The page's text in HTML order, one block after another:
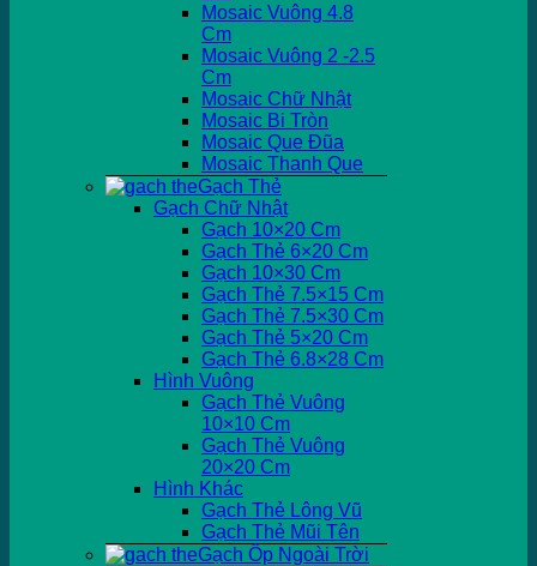
Mosaic Vuông 4.8
Cm
Mosaic Vuông 2 -2.5
Cm
Mosaic Chữ Nhật
Mosaic Bi Tròn
Mosaic Que Đũa
Mosaic Thanh Que
Gạch Thẻ
Gạch Chữ Nhật
Gạch 10×20 Cm
Gạch Thẻ 6×20 Cm
Gạch 10×30 Cm
Gạch Thẻ 7.5×15 Cm
Gạch Thẻ 7.5×30 Cm
Gạch Thẻ 5×20 Cm
Gạch Thẻ 6.8×28 Cm
Hình Vuông
Gạch Thẻ Vuông
10×10 Cm
Gạch Thẻ Vuông
20×20 Cm
Hình Khác
Gạch Thẻ Lông Vũ
Gạch Thẻ Mũi Tên
Gạch Ốp Ngoài Trời